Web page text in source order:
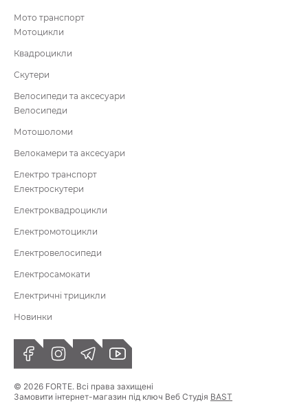
Мото транспорт
Мотоцикли
Квадроцикли
Скутери
Велосипеди та аксесуари
Велосипеди
Мотошоломи
Велокамери та аксесуари
Електро транспорт
Електроскутери
Електроквадроцикли
Електромотоцикли
Електровелосипеди
Електросамокати
Електричні трицикли
Новинки
© 2026 FORTE. Всі права захищені
Замовити інтернет-магазин під ключ Веб Студія BAST